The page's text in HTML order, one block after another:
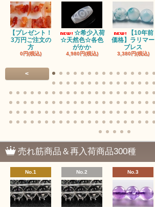
【プレゼント！
3万円ご注文の
方
0円(税込)
☆希少入荷
☆天然色☆各色
がかか
4,980円(税込)
【10年前
価格】ラリマー
ブレス
3,380円(税込)
<
売れ筋商品＆再入荷商品300種
No.1 No.2 No.3